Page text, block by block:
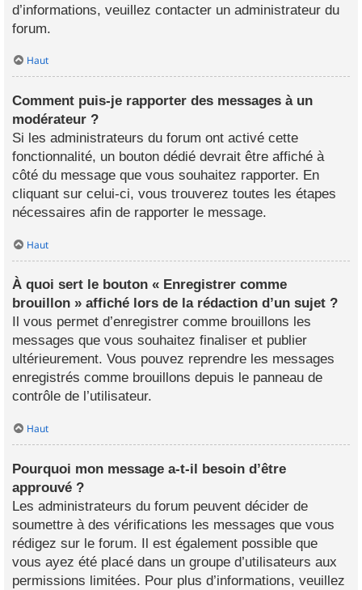
d’informations, veuillez contacter un administrateur du
forum.
Haut
Comment puis-je rapporter des messages à un
modérateur ?
Si les administrateurs du forum ont activé cette
fonctionnalité, un bouton dédié devrait être affiché à
côté du message que vous souhaitez rapporter. En
cliquant sur celui-ci, vous trouverez toutes les étapes
nécessaires afin de rapporter le message.
Haut
À quoi sert le bouton « Enregistrer comme
brouillon » affiché lors de la rédaction d’un sujet ?
Il vous permet d’enregistrer comme brouillons les
messages que vous souhaitez finaliser et publier
ultérieurement. Vous pouvez reprendre les messages
enregistrés comme brouillons depuis le panneau de
contrôle de l’utilisateur.
Haut
Pourquoi mon message a-t-il besoin d’être
approuvé ?
Les administrateurs du forum peuvent décider de
soumettre à des vérifications les messages que vous
rédigez sur le forum. Il est également possible que
vous ayez été placé dans un groupe d’utilisateurs aux
permissions limitées. Pour plus d’informations, veuillez